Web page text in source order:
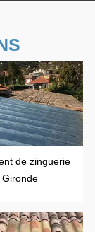
de zinguerie
Gironde